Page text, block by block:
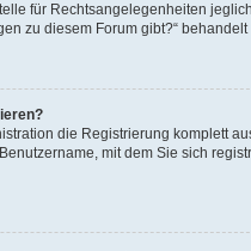
für Rechtsangelegenheiten
zu diesem Forum gibt?“
die Registrierung komplett
mit dem Sie sich